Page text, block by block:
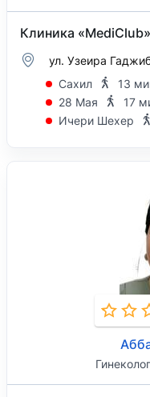
Клиника
ул. Узеира
Сахил
13
28 Мая
17
Ичери Шехер
Гинеколог